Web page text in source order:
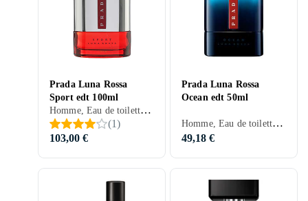
Prada Luna Rossa
Sport edt 100ml
Homme, Eau de toilette, 100 ml, Luna Rossa, Musc, Bois de cèdre, Bois de cachemire, Fèves tonka, Violette, Lavande, Ros, Genévrier, Tabac, Bergamote, Coriandre, Benjoin, Gingembre, Groseilles, Cuir, Vanille, Ambre gris
(1)
103,00 €
Prada Luna Rossa
Ocean edt 50ml
Homme, Eau de toilette, 50 ml, Luna Rossa, Musc, Lavande, Suède, Bergamote, Vétiver, Salvia, Poivre, Patchouli, Safran, Iris, Karamell
49,18 €